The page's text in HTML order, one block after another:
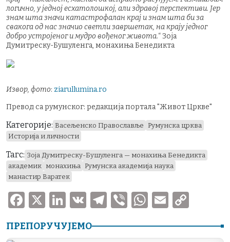
логично, у једној есхатолошкој, али здравој перспективи. Јер
знам шта значи катастрофалан крај и знам шта би за
свакога од нас значио светли завршетак, на крају једног
добро устројеног и мудро вођеног живота.“ Зоја
Думитреску-Бушуленга, монахиња Бенедикта
Извор, фото: ziarullumina.ro
Превод са румунског: редакција портала "Живот Цркве"
Категорије: Васељенско Православље Румунска црква
Историја и личности
Тагс: Зоја Думитреску-Бушуленга — монахиња Бенедикта
академик монахиња Румунска академија наука
манастир Варатек
F
a
c
X
Li
n
k
V
K
T
el
e
V
ib
er
W
h
at
E
m
ai p
ПРЕПОРУЧУЈЕМО